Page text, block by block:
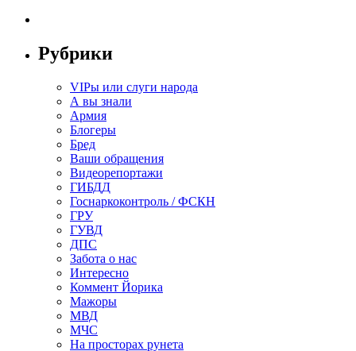
Рубрики
VIPы или слуги народа
А вы знали
Армия
Блогеры
Бред
Ваши обращения
Видеорепортажи
ГИБДД
Госнаркоконтроль / ФСКН
ГРУ
ГУВД
ДПС
Забота о нас
Интересно
Коммент Йорика
Мажоры
МВД
МЧС
На просторах рунета